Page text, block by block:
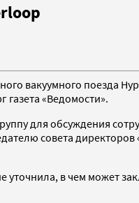
вакуумного поезда
газета «Ведомости».
для обсуждения
совета директоров
в чем может